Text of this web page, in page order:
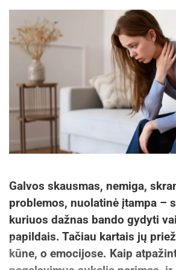
Galvos skausmas, nemiga,
problemos, nuolatinė įtampa –
kuriuos dažnas bando gydyti
papildais. Tačiau kartais jų
kūne, o emocijose. Kaip